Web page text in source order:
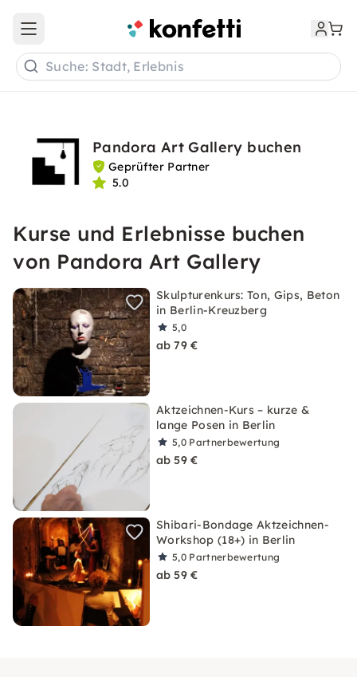
Open main menu
Suche: Stadt, Erlebnis
Pandora Art Gallery buchen
Geprüfter Partner
5.0
Kurse und Erlebnisse buchen
von Pandora Art Gallery
Skulpturenkurs: Ton, Gips, Beton
in Berlin-Kreuzberg
5,0
ab 79 €
Aktzeichnen-Kurs – kurze &
lange Posen in Berlin
5,0 Partnerbewertung
ab 59 €
Shibari-Bondage Aktzeichnen-
Workshop (18+) in Berlin
5,0 Partnerbewertung
ab 59 €